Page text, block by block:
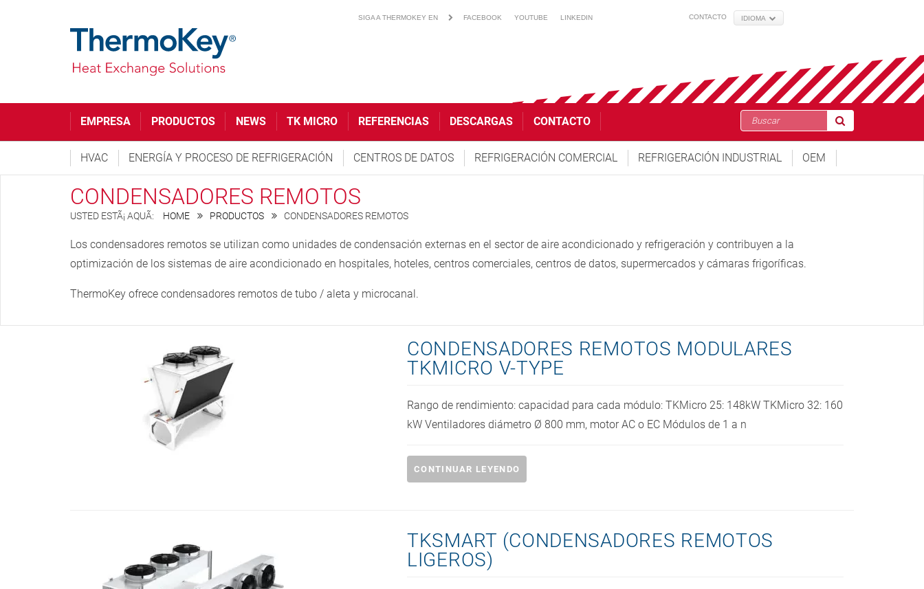
SIGA A THERMOKEY EN FACEBOOK YOUTUBE LINKEDIN CONTACTO IDIOMA
EMPRESA PRODUCTOS NEWS TK MICRO REFERENCIAS DESCARGAS CONTACTO
HVAC ENERGÍA Y PROCESO DE REFRIGERACIÓN CENTROS DE DATOS REFRIGERACIÓN COMERCIAL REFRIGERACIÓN INDUSTRIAL OEM
CONDENSADORES REMOTOS
HOME PRODUCTOS CONDENSADORES REMOTOS
Los condensadores remotos se utilizan como unidades de condensación externas en el sector de aire acondicionado y refrigeración y contribuyen a la
optimización de los sistemas de aire acondicionado en hospitales, hoteles, centros comerciales, centros de datos, supermercados y cámaras frigoríficas.
ThermoKey ofrece condensadores remotos de tubo / aleta y microcanal.
CONDENSADORES REMOTOS MODULARES
TKMICRO V-TYPE
Rango de rendimiento: capacidad para cada módulo: TKMicro 25: 148kW TKMicro 32: 160
kW Ventiladores diámetro Ø 800 mm, motor AC o EC Módulos de 1 a n
CONTINUAR LEYENDO
TKSMART (CONDENSADORES REMOTOS
LIGEROS)